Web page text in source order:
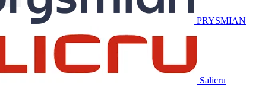
PRYSMIAN
Salicru